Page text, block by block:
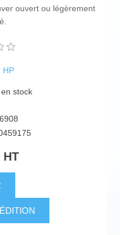
ouvert ou légèrement
HP
en stock
HT